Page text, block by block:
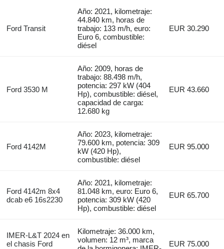
Ford Transit
Año: 2021, kilometraje:
44.840 km, horas de
trabajo: 133 m/h, euro:
Euro 6, combustible:
diésel
EUR 30.290
Ford 3530 M
Año: 2009, horas de
trabajo: 88.498 m/h,
potencia: 297 kW (404
Hp), combustible: diésel,
capacidad de carga:
12.680 kg
EUR 43.660
Ford 4142M
Año: 2023, kilometraje:
79.600 km, potencia: 309
kW (420 Hp),
combustible: diésel
EUR 95.000
Ford 4142m 8x4
dcab e6 16s2230
Año: 2021, kilometraje:
81.048 km, euro: Euro 6,
potencia: 309 kW (420
Hp), combustible: diésel
EUR 65.700
IMER-L&T 2024 en
el chasis Ford
Kilometraje: 36.000 km,
volumen: 12 m³, marca
EUR 75.000